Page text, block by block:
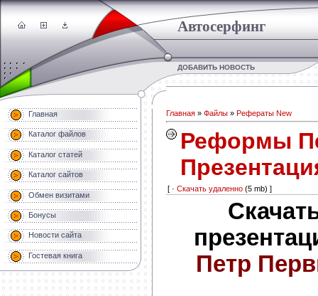
Автосерфинг
ДОБАВИТЬ НОВОСТЬ
Главная
Каталог файлов
Каталог статей
Каталог сайтов
Обмен визитами
Бонусы
Новости сайта
Гостевая книга
Главная » Файлы » Рефераты New
Реформы
[ · Скачать удаленно (5 mb) ]
Петр